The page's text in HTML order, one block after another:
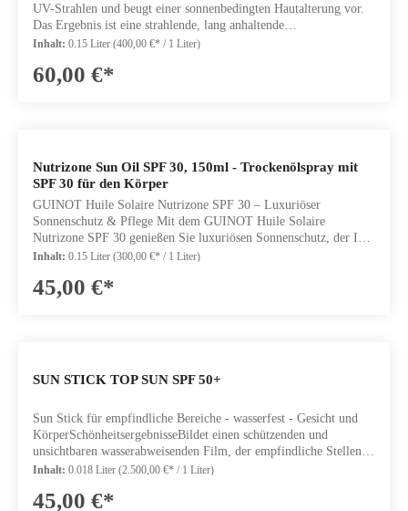
UV-Strahlen und beugt einer sonnenbedingten Hautalterung vor.
Das Ergebnis ist eine strahlende, lang anhaltende
Bräune.SchönheitsergebnisseDie Haut ist mit Feuchtigkeit
schädlichen Auswirkungen der UVA und UVB
StrahlenWirkstoffe56 ZELLULÄRE WIRKSTOFFE: stimulieren
150ml
Inhalt: 0.15 Liter (400,00 €* / 1 Liter)
60,00 €*
Nutrizone Sun Oil SPF 30, 150ml - Trockenölspray mit
SPF 30 für den Körper
GUINOT Huile Solaire Nutrizone SPF 30 – Luxuriöser
Sonnenschutz & Pflege Mit dem GUINOT Huile Solaire
Nutrizone SPF 30 genießen Sie luxuriösen Sonnenschutz, der Ihre
Haut nicht nur zuverlässig schützt, sondern zugleich intensiv
Ihre Haut während des Sonnenbads optimal und verleiht ihr einen
effektiv vor UV-Strahlung und hilft, sonnenbedingter
geschmeidig und gepflegt – ideal für intensive
Sonneneinstrahlung. Neben dem Schutz überzeugt die
Formulierung durch ihre pflegenden Eigenschaften. Sie
unterstützt die natürliche Geschmeidigkeit der Haut und verleiht
sommerlichen Glow. Der integrierte Bronz’Activ Komplex
Inhalt: 0.15 Liter (300,00 €* / 1 Liter)
45,00 €*
SUN STICK TOP SUN SPF 50+
Sun Stick für empfindliche Bereiche - wasserfest - Gesicht und
KörperSchönheitsergebnisseBildet einen schützenden und
unsichtbaren wasserabweisenden Film, der empfindliche Stellen
vor den schädlichen Auswirkungen von UVA/UVB-Strahlen
sich angenehm anWirkstoffeBISABOLOL: hilft, die Haut zu
Inhalt: 0.018 Liter (2.500,00 €* / 1 Liter)
45,00 €*